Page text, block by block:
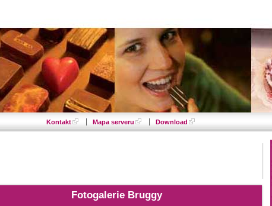
Kontakt Mapa serveru Download
Fotogalerie Bruggy